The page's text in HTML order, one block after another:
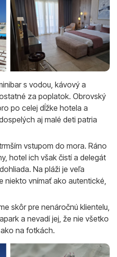
s vodou, kávový a
za poplatok. Obrovský
po celej dĺžke hotela a
aj malé deti patria
vstupom do mora. Ráno
hotel ich však čistí a delegát
Na pláži je veľa
niekto vnímať ako autentické,
skôr pre nenáročnú klientelu,
a nevadí jej, že nie všetko
na fotkách.